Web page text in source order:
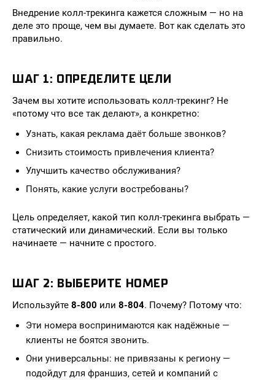
Внедрение колл-трекинга кажется сложным — но на
деле это проще, чем вы думаете. Вот как сделать это
правильно.
ШАГ 1: ОПРЕДЕЛИТЕ ЦЕЛИ
Зачем вы хотите использовать колл-трекинг? Не
«потому что все так делают», а конкретно:
Узнать, какая реклама даёт больше звонков?
Снизить стоимость привлечения клиента?
Улучшить качество обслуживания?
Понять, какие услуги востребованы?
Цель определяет, какой тип колл-трекинга выбрать —
статический или динамический. Если вы только
начинаете — начните с простого.
ШАГ 2: ВЫБЕРИТЕ НОМЕР
Используйте 8-800 или 8-804. Почему? Потому что:
Эти номера воспринимаются как надёжные —
клиенты не боятся звонить.
Они универсальны: не привязаны к региону —
подойдут для франшиз, сетей и компаний с